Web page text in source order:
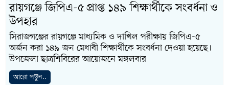
রায়গঞ্জে জিপিএ-৫ প্রাপ্ত ১৪৯ শিক্ষার্থীকে সংবর্ধনা ও
উপহার
সিরাজগঞ্জের রায়গঞ্জে মাধ্যমিক ও দাখিল পরীক্ষায় জিপিএ-৫
অর্জন করা ১৪৯ জন মেধাবী শিক্ষার্থীকে সংবর্ধনা দেওয়া হয়েছে।
উপজেলা ছাত্রশিবিরের আয়োজনে মঙ্গলবার
আরো পড়ুন..